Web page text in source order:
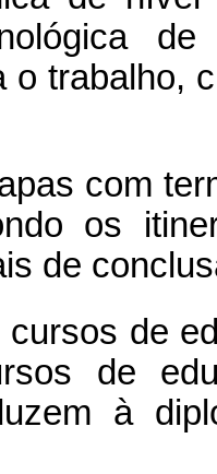
o trabalho,
com
os
de
de
de
à